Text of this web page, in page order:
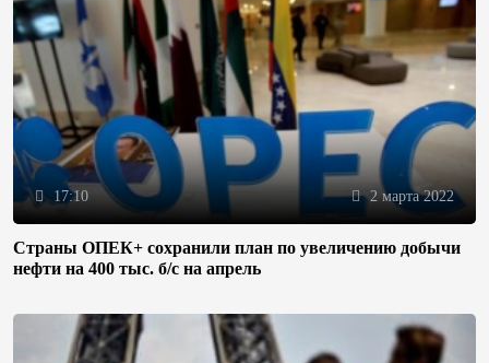
17:10 2 марта 2022
Страны ОПЕК+ сохранили план по увеличению добычи
нефти на 400 тыс. б/с на апрель